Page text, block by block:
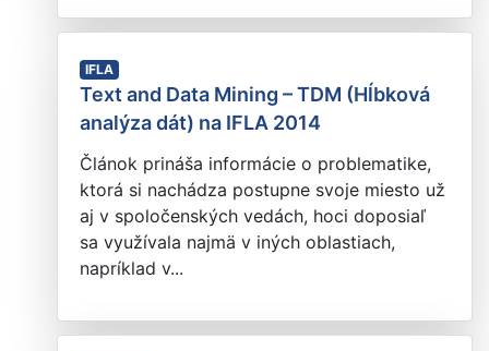
IFLA
Text and Data Mining – TDM (Hĺbková
analýza dát) na IFLA 2014
Článok prináša informácie o problematike,
ktorá si nachádza postupne svoje miesto už
aj v spoločenských vedách, hoci doposiaľ
sa využívala najmä v iných oblastiach,
napríklad v...